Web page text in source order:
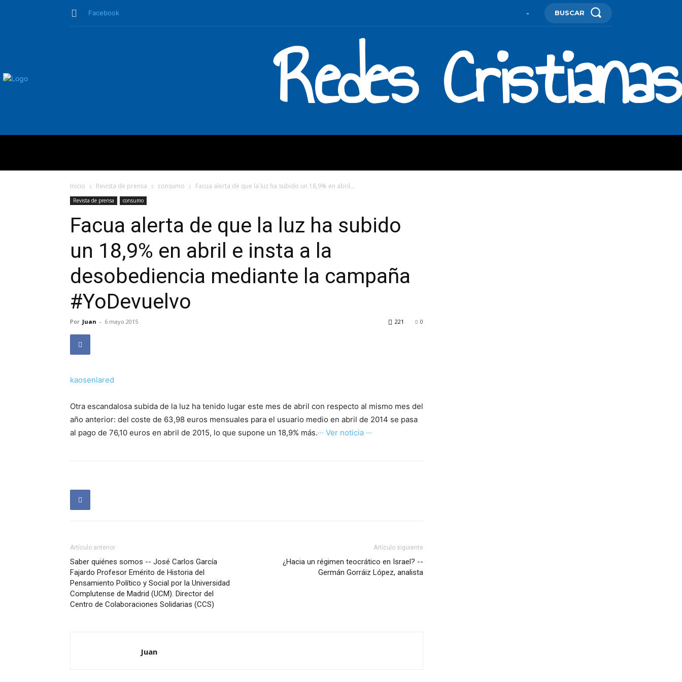
Facebook - BUSCAR
Redes Cristianas
Inicio Revista de prensa consumo Facua alerta de que la luz ha subido un 18,9% en abril...
Revista de prensa consumo
Facua alerta de que la luz ha subido
un 18,9% en abril e insta a la
desobediencia mediante la campaña
#YoDevuelvo
Por Juan - 6 mayo 2015 0
221
kaosenlared
Otra escandalosa subida de la luz ha tenido lugar este mes de abril con respecto al mismo mes del
año anterior: del coste de 63,98 euros mensuales para el usuario medio en abril de 2014 se pasa
al pago de 76,10 euros en abril de 2015, lo que supone un 18,9% más.··· Ver noticia ···
Artículo anterior
Saber quiénes somos -- José Carlos García
Fajardo Profesor Emérito de Historia del
Pensamiento Político y Social por la Universidad
Complutense de Madrid (UCM). Director del
Centro de Colaboraciones Solidarias (CCS)
Artículo siguiente
¿Hacia un régimen teocrático en Israel? --
Germán Gorráiz López, analista
Juan